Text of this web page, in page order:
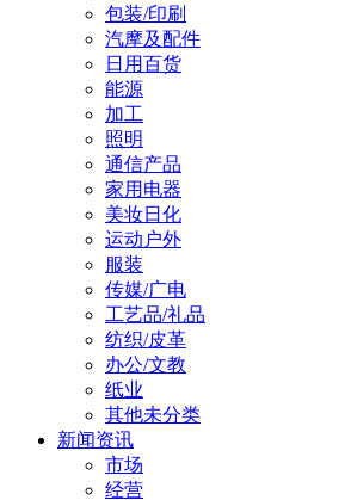
包装/印刷
汽摩及配件
日用百货
能源
加工
照明
通信产品
家用电器
美妆日化
运动户外
服装
传媒/广电
工艺品/礼品
纺织/皮革
办公/文教
纸业
其他未分类
新闻资讯
市场
经营